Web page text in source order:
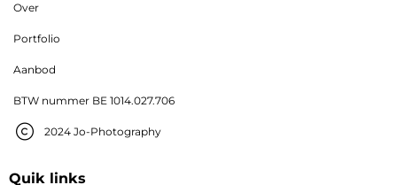
Over
Portfolio
Aanbod
BTW nummer BE 1014.027.706
2024 Jo-Photography
Quik links